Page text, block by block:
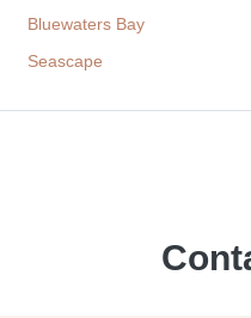
Bluewaters Bay
Seascape